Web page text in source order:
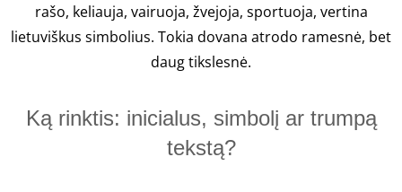
rašo, keliauja, vairuoja, žvejoja, sportuoja, vertina
lietuviškus simbolius. Tokia dovana atrodo ramesnė, bet
daug tikslesnė.
Ką rinktis: inicialus, simbolį ar trumpą
tekstą?